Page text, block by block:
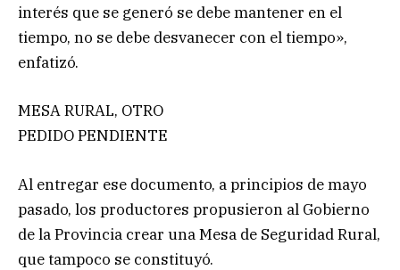
interés que se generó se debe mantener en el
tiempo, no se debe desvanecer con el tiempo»,
enfatizó.
MESA RURAL, OTRO
PEDIDO PENDIENTE
Al entregar ese documento, a principios de mayo
pasado, los productores propusieron al Gobierno
de la Provincia crear una Mesa de Seguridad Rural,
que tampoco se constituyó.